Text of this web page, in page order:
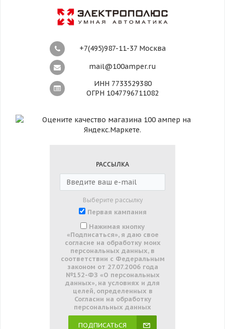
+7(495)987-11-37 Москва
mail@100amper.ru
ИНН 7733529380
ОГРН 1047796711082
РАССЫЛКА
Выберите рассылку
Первая кампания
Нажимая кнопку
«Подписаться», я даю свое
согласие на обработку моих
персональных данных, в
соответствии с Федеральным
законом от 27.07.2006 года
№152-ФЗ «О персональных
данных», на условиях и для
целей, определенных в
Согласии на обработку
персональных данных
ПОДПИСАТЬСЯ